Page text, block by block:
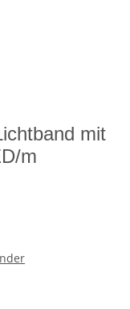
mit
m